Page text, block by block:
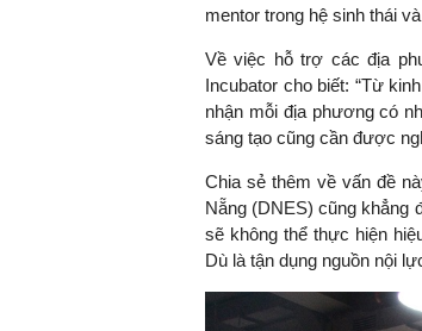
mentor trong hệ sinh thái
Về việc hỗ trợ các địa
Incubator cho biết: “Từ
nhận mỗi địa phương có
sáng tạo cũng cần được
Chia sẻ thêm về vấn đề
Nẵng (DNES) cũng khẳng
sẽ không thể thực hiện
Dù là tận dụng nguồn nội